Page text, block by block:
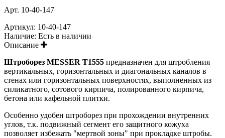
Арт. 10-40-147
Артикул: 10-40-147
Наличие: Есть в наличии
Описание
Штроборез MESSER T1555 предназначен для штробления
вертикальных, горизонтальных и диагональных каналов в
стенах или горизонтальных поверхностях, выполненных из
силикатного, сотового кирпича, полированного кирпича,
бетона или кафельной плитки.
Особенно удобен штроборез при прохождении внутренних
углов, т.к. подвижный сегмент его защитного кожуха
позволяет избежать "мертвой зоны" при прокладке штробы.